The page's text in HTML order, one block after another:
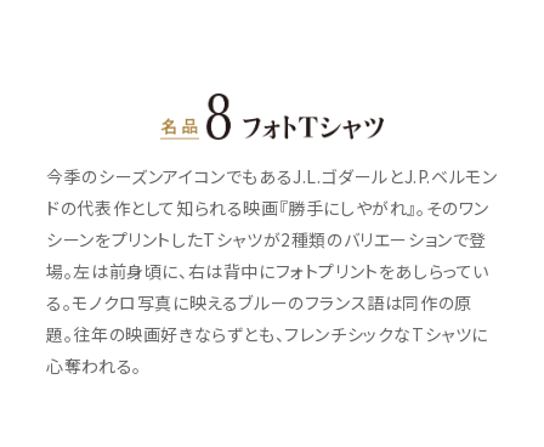
今季のシーズンアイコンでもあるJ.L.ゴダールとJ.P.ベルモン
ドの代表作として知られる映画『勝手にしやがれ』。そのワン
シーンをプリントしたTシャツが2種類のバリエーションで登
場。左は前身頃に、右は背中にフォトプリントをあしらってい
る。モノクロ写真に映えるブルーのフランス語は同作の原
題。往年の映画好きならずとも、フレンチシックなTシャツに
心奪われる。